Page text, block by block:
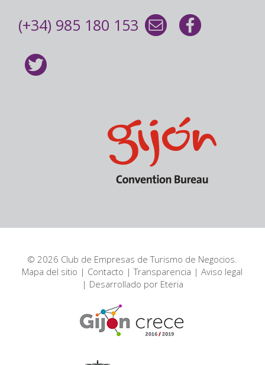
(+34) 985 180 153
© 2026 Club de Empresas de Turismo de Negocios.
Mapa del sitio | Contacto |Transparencia |Aviso legal
| Desarrollado por Eteria